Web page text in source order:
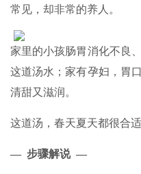
常见，却非常的养人。
家里的小孩肠胃消化不良
这道汤水；家有孕妇，胃
清甜又滋润。
这道汤，春天夏天都很合
— 步骤解说 —